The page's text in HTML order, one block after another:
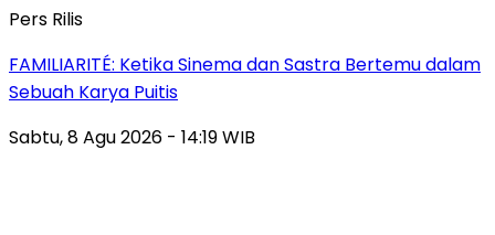
Pers Rilis
FAMILIARITÉ: Ketika Sinema dan Sastra Bertemu dalam
Sebuah Karya Puitis
Sabtu, 8 Agu 2026 - 14:19 WIB